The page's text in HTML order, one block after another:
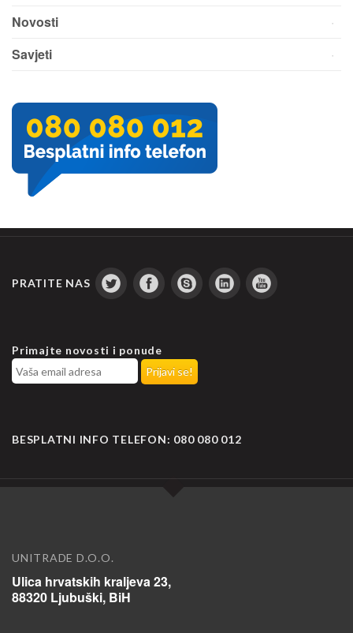
Novosti
Savjeti
PRATITE NAS
Primajte novosti i ponude
BESPLATNI INFO TELEFON: 080 080 012
UNITRADE D.O.O.
Ulica hrvatskih kraljeva 23,
88320 Ljubuški, BiH